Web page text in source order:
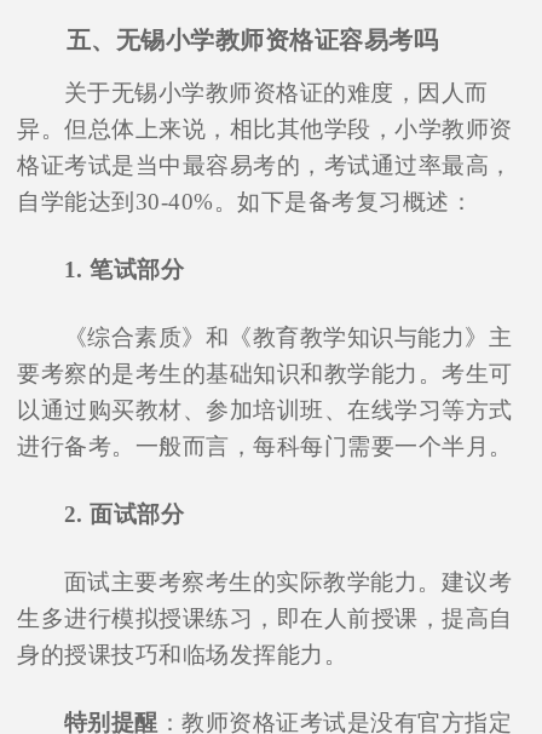
五、无锡小学教师资格证容易考吗
关于无锡小学教师资格证的难度，因人而
异。但总体上来说，相比其他学段，小学教师资
格证考试是当中最容易考的，考试通过率最高，
自学能达到30-40%。如下是备考复习概述：
1. 笔试部分
《综合素质》和《教育教学知识与能力》主
要考察的是考生的基础知识和教学能力。考生可
以通过购买教材、参加培训班、在线学习等方式
进行备考。一般而言，每科每门需要一个半月。
2. 面试部分
面试主要考察考生的实际教学能力。建议考
生多进行模拟授课练习，即在人前授课，提高自
身的授课技巧和临场发挥能力。
特别提醒 ：教师资格证考试是没有官方指定